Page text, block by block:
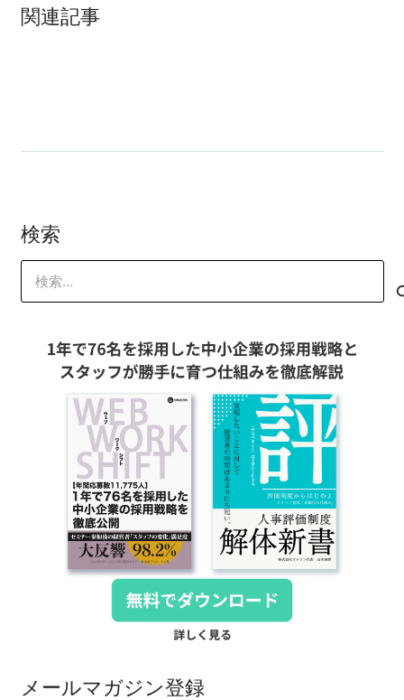
関連記事
コンバージョンさせるTOPページの作り
検索
索:
メールマガジン登録